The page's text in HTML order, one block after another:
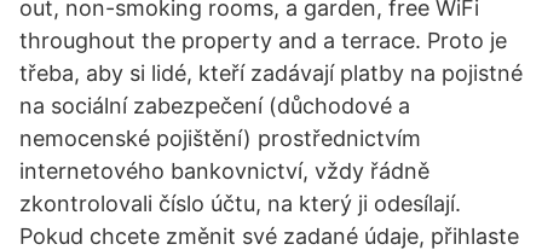
out, non-smoking rooms, a garden, free WiFi
throughout the property and a terrace. Proto je
třeba, aby si lidé, kteří zadávají platby na pojistné
na sociální zabezpečení (důchodové a
nemocenské pojištění) prostřednictvím
internetového bankovnictví, vždy řádně
zkontrolovali číslo účtu, na který ji odesílají.
Pokud chcete změnit své zadané údaje, přihlaste